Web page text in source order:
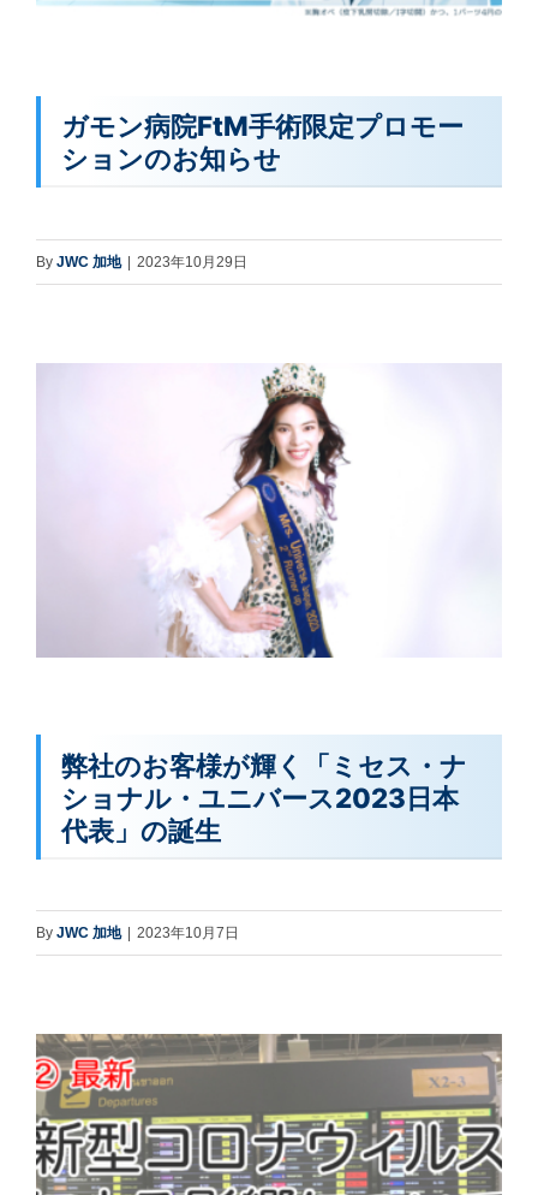
ガモン病院FtM手術限定プロモー
ションのお知らせ
By JWC 加地 | 2023年10月29日
弊社のお客様が輝く「ミセス・ナ
ショナル・ユニバース2023日本
代表」の誕生
By JWC 加地 2023年10月7日